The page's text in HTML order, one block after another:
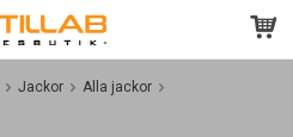
Jackor
Alla jackor